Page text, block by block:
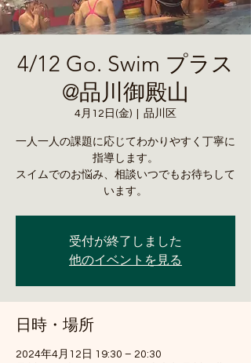
4/12 Go. Swim プラス
@品川御殿山
4月12日(金) 品川区
一人一人の課題に応じてわかりやすく丁寧に
指導します。
スイムでのお悩み、相談いつでもお待ちして
います。
受付が終了しました
他のイベントを見る
日時・場所
2024年4月12日 19:30 – 20:30